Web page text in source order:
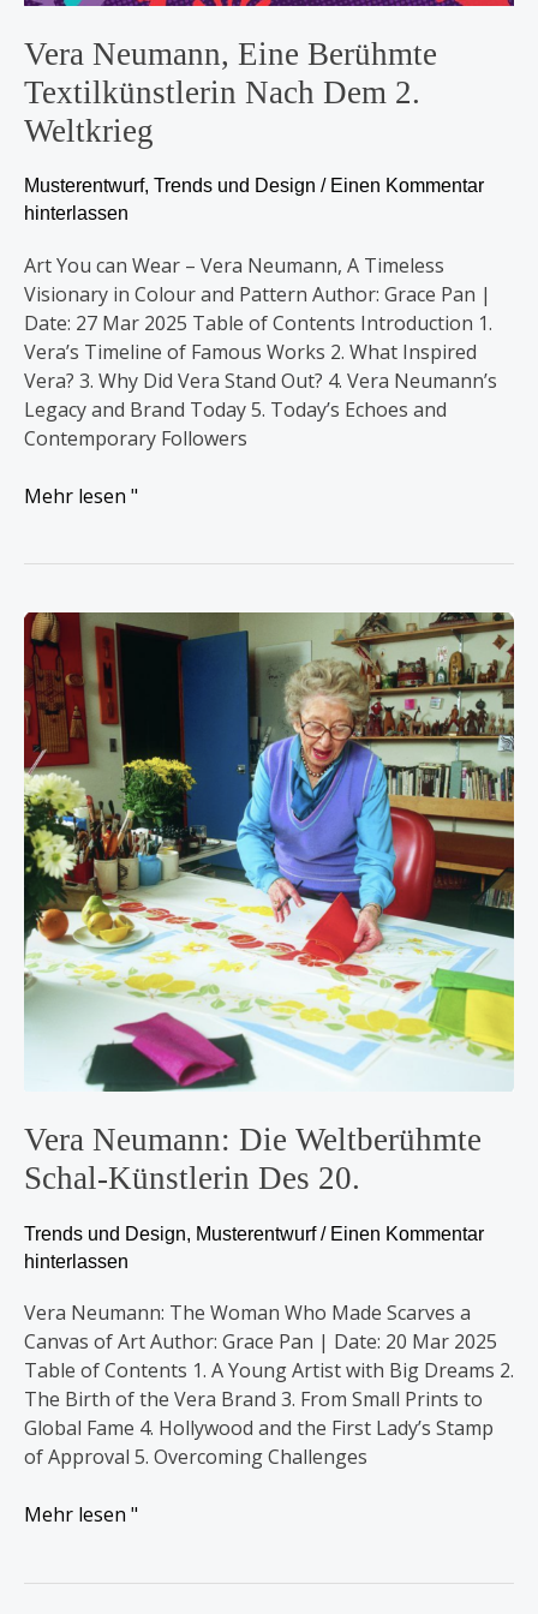
Vera Neumann, Eine Berühmte
Textilkünstlerin Nach Dem 2.
Weltkrieg
Musterentwurf, Trends und Design / Einen Kommentar
hinterlassen
Art You can Wear – Vera Neumann, A Timeless
Visionary in Colour and Pattern Author: Grace Pan |
Date: 27 Mar 2025 Table of Contents Introduction 1.
Vera’s Timeline of Famous Works 2. What Inspired
Vera? 3. Why Did Vera Stand Out? 4. Vera Neumann’s
Legacy and Brand Today 5. Today’s Echoes and
Contemporary Followers
Mehr lesen "
Vera Neumann: Die Weltberühmte
Schal-Künstlerin Des 20.
Trends und Design, Musterentwurf/ Einen Kommentar
hinterlassen
Vera Neumann: The Woman Who Made Scarves a
Canvas of Art Author: Grace Pan | Date: 20 Mar 2025
Table of Contents 1. A Young Artist with Big Dreams 2.
The Birth of the Vera Brand 3. From Small Prints to
Global Fame 4. Hollywood and the First Lady’s Stamp
of Approval 5. Overcoming Challenges
Vera
Neumann:
Die
weltberühmte
Schal-
Künstlerin
des
20.
Mehr lesen "